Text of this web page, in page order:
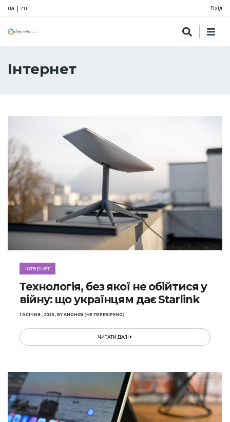
ua | ru Вхід
Інтернет
Інтернет
Технологія, без якої не обійтися у
війну: що українцям дає Starlink
10 СІЧНЯ , 2026,BYАНОНІМ (НЕ ПЕРЕВІРЕНО)
ЧИТАТИ ДАЛІ